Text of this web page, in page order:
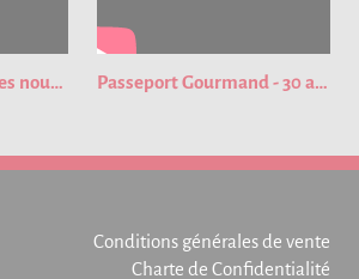
GRAND FORMAT : des nouveautés pour cette nouvelle édition du Passeport Gourmand ! Passeport Gourmand - 30 ans de bons plans
Conditions générales de vente
Charte de Confidentialité